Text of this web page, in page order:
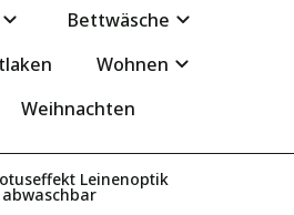
Bettwäsche
Wohnen
Weihnachten
Leinenoptik